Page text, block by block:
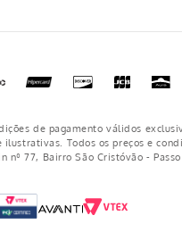
de pagamento válidos
Todos os preços e
77, Bairro São Cristóvão -